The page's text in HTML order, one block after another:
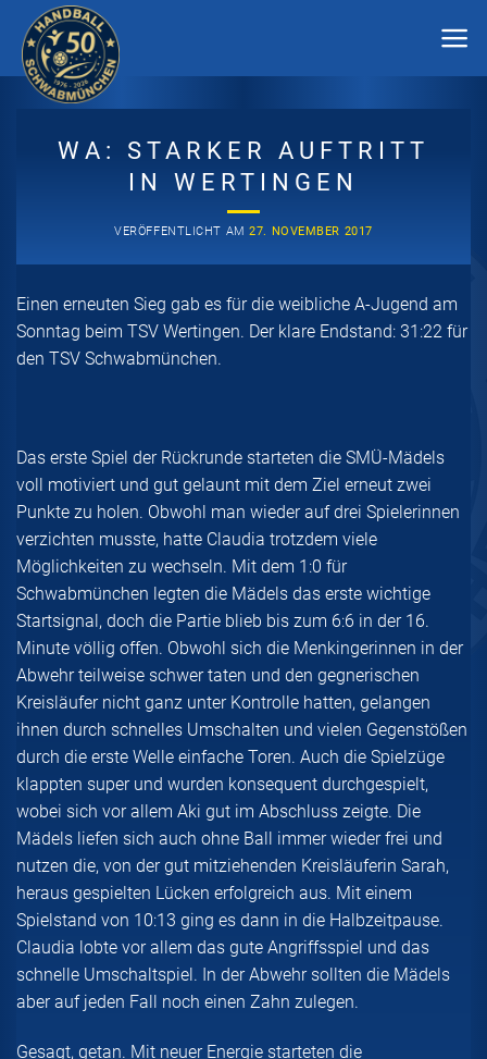
Inhalt
springen
WA: STARKER AUFTRITT
IN WERTINGEN
VERÖFFENTLICHT AM27. NOVEMBER 2017
Einen erneuten Sieg gab es für die weibliche A-Jugend am
Sonntag beim TSV Wertingen. Der klare Endstand: 31:22 für
den TSV Schwabmünchen.
Das erste Spiel der Rückrunde starteten die SMÜ-Mädels
voll motiviert und gut gelaunt mit dem Ziel erneut zwei
Punkte zu holen. Obwohl man wieder auf drei Spielerinnen
verzichten musste, hatte Claudia trotzdem viele
Möglichkeiten zu wechseln. Mit dem 1:0 für
Schwabmünchen legten die Mädels das erste wichtige
Startsignal, doch die Partie blieb bis zum 6:6 in der 16.
Minute völlig offen. Obwohl sich die Menkingerinnen in der
Abwehr teilweise schwer taten und den gegnerischen
Kreisläufer nicht ganz unter Kontrolle hatten, gelangen
ihnen durch schnelles Umschalten und vielen Gegenstößen
durch die erste Welle einfache Toren. Auch die Spielzüge
klappten super und wurden konsequent durchgespielt,
wobei sich vor allem Aki gut im Abschluss zeigte. Die
Mädels liefen sich auch ohne Ball immer wieder frei und
nutzen die, von der gut mitziehenden Kreisläuferin Sarah,
heraus gespielten Lücken erfolgreich aus. Mit einem
Spielstand von 10:13 ging es dann in die Halbzeitpause.
Claudia lobte vor allem das gute Angriffsspiel und das
schnelle Umschaltspiel. In der Abwehr sollten die Mädels
aber auf jeden Fall noch einen Zahn zulegen.
Gesagt, getan. Mit neuer Energie starteten die